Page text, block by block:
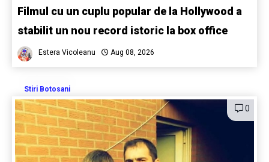
Filmul cu un cuplu popular de la Hollywood a
stabilit un nou record istoric la box office
Estera Vicoleanu Aug 08, 2026
Stiri Botosani
0